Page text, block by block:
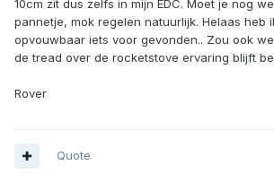
10cm zit dus zelfs in mijn EDC. Moet je nog
pannetje, mok regelen natuurlijk. Helaas heb
opvouwbaar iets voor gevonden.. Zou ook
de tread over de rocketstove ervaring blijft
Rover
Quote